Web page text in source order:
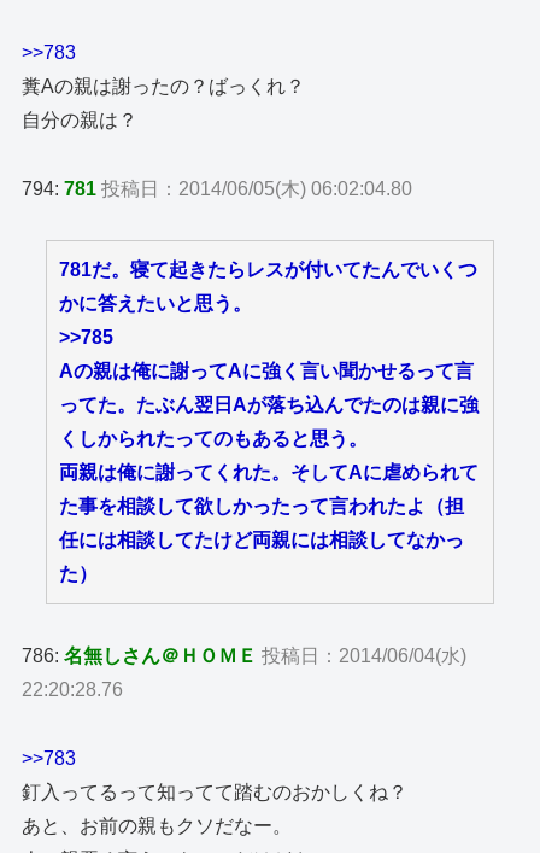
>>783
糞Aの親は謝ったの？ばっくれ？
自分の親は？
794:781 投稿日：2014/06/05(木) 06:02:04.80
781だ。寝て起きたらレスが付いてたんでいくつ
かに答えたいと思う。
>>785
Aの親は俺に謝ってAに強く言い聞かせるって言
ってた。たぶん翌日Aが落ち込んでたのは親に強
くしかられたってのもあると思う。
両親は俺に謝ってくれた。そしてAに虐められて
た事を相談して欲しかったって言われたよ（担
任には相談してたけど両親には相談してなかっ
た）
786:名無しさん＠ＨＯＭＥ 投稿日：2014/06/04(水)
22:20:28.76
>>783
釘入ってるって知ってて踏むのおかしくね？
あと、お前の親もクソだなー。